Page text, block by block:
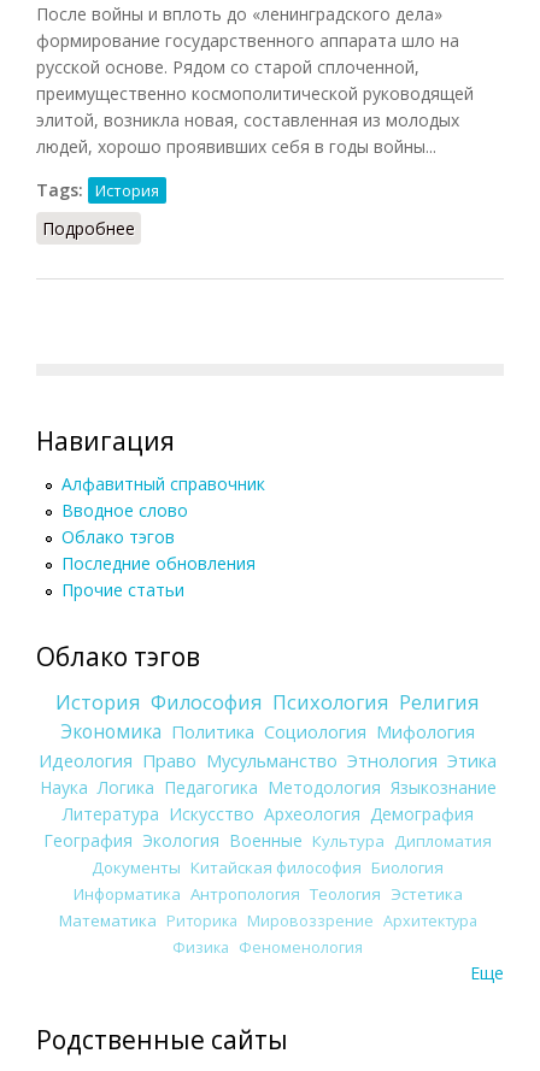
После войны и вплоть до «ленинградского дела»
формирование государственного аппарата шло на
русской основе. Рядом со старой сплоченной,
преимущественно космополитической руководящей
элитой, возникла новая, составленная из молодых
людей, хорошо проявивших себя в годы войны...
Tags:
История
Подробнее
Навигация
Алфавитный справочник
Вводное слово
Облако тэгов
Последние обновления
Прочие статьи
Облако тэгов
История Философия Психология Религия
Экономика Политика Социология Мифология
Идеология Право Мусульманство Этнология Этика
Наука Логика Педагогика Методология Языкознание
Литература Искусство Археология Демография
География Экология Военные Культура
Дипломатия
Документы Китайская философия Биология
Информатика Антропология Теология Эстетика
Математика Риторика Мировоззрение Архитектура
Физика Феноменология
Еще
Родственные сайты